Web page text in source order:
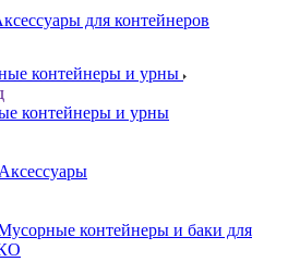
для контейнеров
контейнеры и урны
контейнеры и урны
Аксессуары
контейнеры и баки для